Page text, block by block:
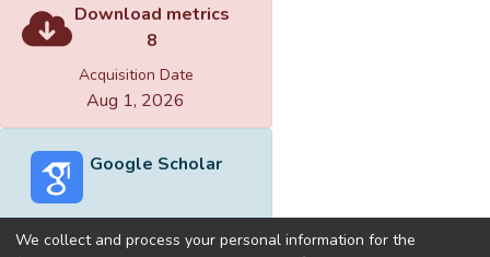
Download metrics
8
Acquisition Date
Aug 1, 2026
Google Scholar
We collect and process your personal information for the